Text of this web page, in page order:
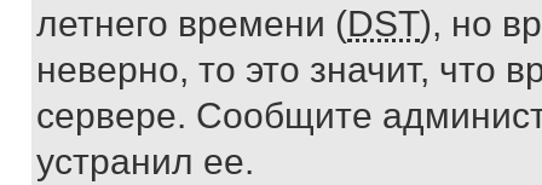
летнего времени (DST), но
неверно, то это значит, что
сервере. Сообщите
устранил ее.